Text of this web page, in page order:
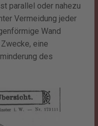
parallel oder nahezu
Vermeidung jeder
Wand
eine
des